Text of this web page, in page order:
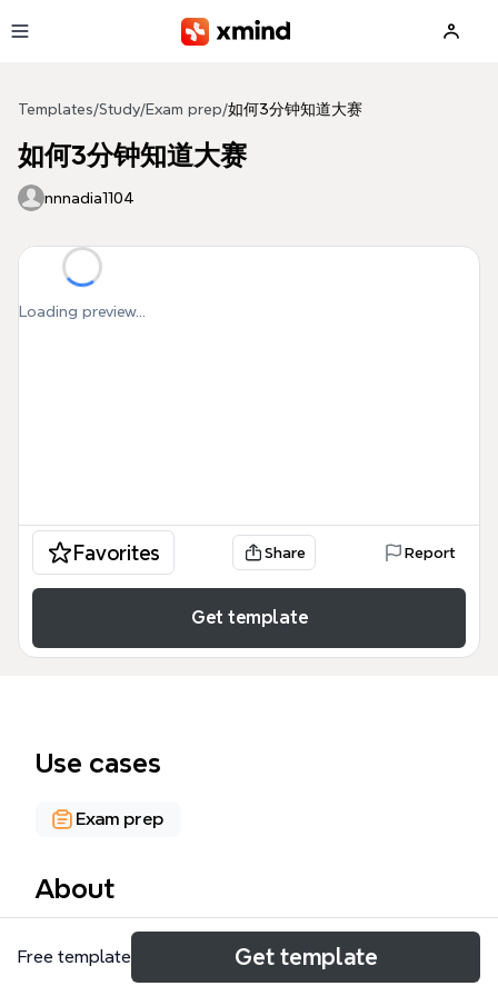
Templates/Study/Exam prep/如何3分钟知道大赛
如何3分钟知道大赛
nnnadia1104
Loading preview...
Favorites Share Report
Get template
Use cases
Exam prep
About
《如何3分钟知道大赛》是一份专为参赛学生设计的赛
事速览模板，涵盖报名、预赛、决赛等关键时间节点，
Free template Get template